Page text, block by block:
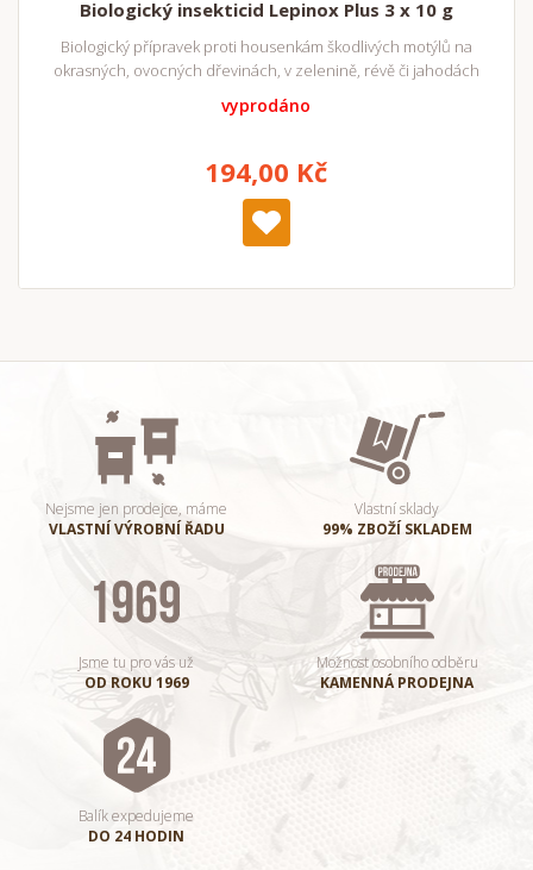
Biologický insekticid Lepinox Plus 3 x 10 g
Biologický přípravek proti housenkám škodlivých motýlů na
okrasných, ovocných dřevinách, v zelenině, révě či jahodách
vyprodáno
194,00 Kč
Nejsme jen prodejce, máme
VLASTNÍ VÝROBNÍ ŘADU
Vlastní sklady
99% ZBOŽÍ SKLADEM
Jsme tu pro vás už
OD ROKU 1969
Možnost osobního odběru
KAMENNÁ PRODEJNA
Balík expedujeme
DO 24 HODIN